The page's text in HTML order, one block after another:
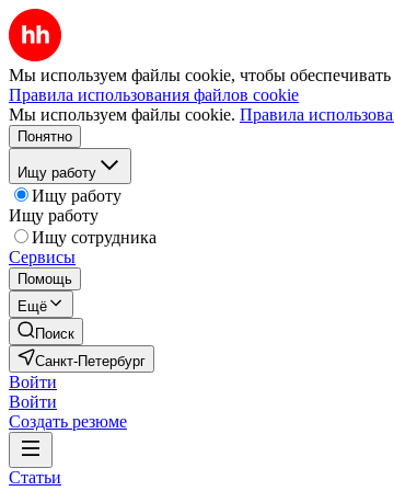
Мы используем файлы cookie, чтобы обеспечивать
Правила использования файлов cookie
Мы используем файлы cookie. Правила
Понятно
Ищу работу
Ищу работу
Ищу работу
Ищу сотрудника
Сервисы
Помощь
Ещё
Поиск
Санкт-Петербург
Войти
Войти
Создать резюме
Статьи